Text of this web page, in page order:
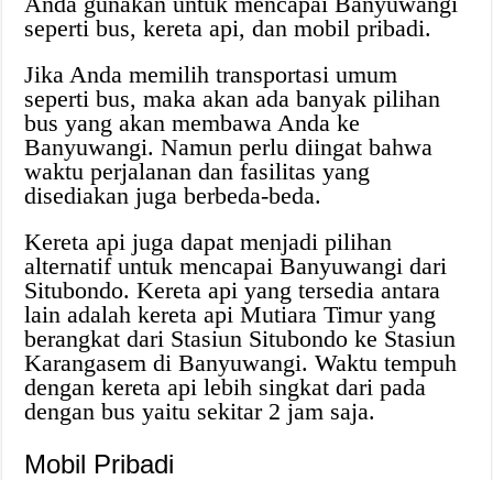
seperti bus, kereta api, dan mobil pribadi.
Jika Anda memilih transportasi umum
seperti bus, maka akan ada banyak pilihan
bus yang akan membawa Anda ke
Banyuwangi. Namun perlu diingat bahwa
waktu perjalanan dan fasilitas yang
disediakan juga berbeda-beda.
Kereta api juga dapat menjadi pilihan
alternatif untuk mencapai Banyuwangi dari
Situbondo. Kereta api yang tersedia antara
lain adalah kereta api Mutiara Timur yang
berangkat dari Stasiun Situbondo ke Stasiun
Karangasem di Banyuwangi. Waktu tempuh
dengan kereta api lebih singkat dari pada
dengan bus yaitu sekitar 2 jam saja.
Mobil Pribadi